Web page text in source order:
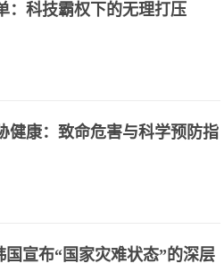
：科技霸权下的无理打压
健康：致命危害与科学预防指
宣布“国家灾难状态”的深层